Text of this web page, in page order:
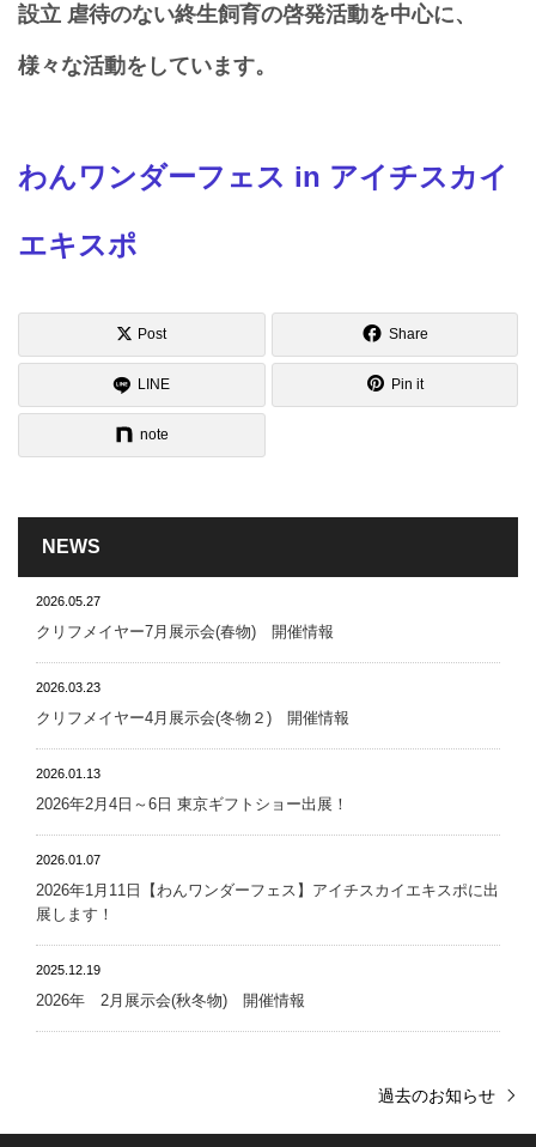
設立 虐待のない終生飼育の啓発活動を中心に、
様々な活動をしています。
わんワンダーフェス in アイチスカイ
エキスポ
Post Share
LINE Pin it
note
NEWS
2026.05.27
クリフメイヤー7月展示会(春物) 開催情報
2026.03.23
クリフメイヤー4月展示会(冬物２) 開催情報
2026.01.13
2026年2月4日～6日 東京ギフトショー出展！
2026.01.07
2026年1月11日【わんワンダーフェス】アイチスカイエキスポに出
展します！
2025.12.19
2026年 2月展示会(秋冬物) 開催情報
過去のお知らせ